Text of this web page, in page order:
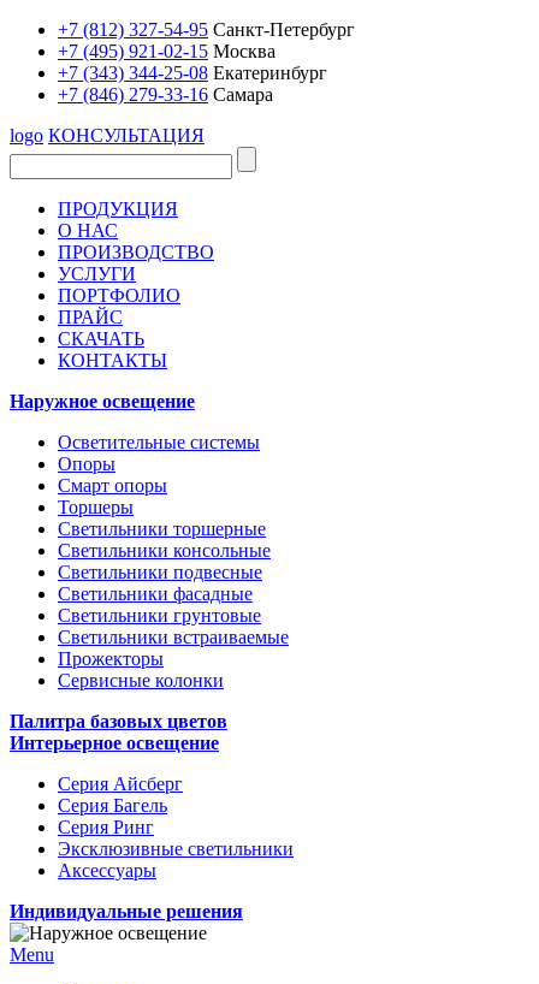
+7 (812) 327-54-95 Санкт-Петербург
+7 (495) 921-02-15 Москва
+7 (343) 344-25-08 Екатеринбург
+7 (846) 279-33-16 Самара
logo КОНСУЛЬТАЦИЯ
ПРОДУКЦИЯ
О НАС
ПРОИЗВОДСТВО
УСЛУГИ
ПОРТФОЛИО
ПРАЙС
СКАЧАТЬ
КОНТАКТЫ
Наружное освещение
Осветительные системы
Опоры
Смарт опоры
Торшеры
Светильники торшерные
Светильники консольные
Светильники подвесные
Светильники фасадные
Светильники грунтовые
Светильники встраиваемые
Прожекторы
Сервисные колонки
Палитра базовых цветов
Интерьерное освещение
Серия Айсберг
Серия Багель
Серия Ринг
Эксклюзивные светильники
Аксессуары
Индивидуальные решения
Menu